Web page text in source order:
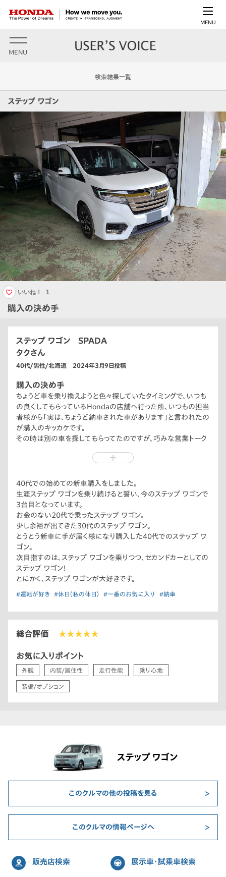
MENU
MENU
検索結果一覧
ステップ ワゴン
購入の決め手
いいね！ 1
ステップ ワゴン SPADA
タクさん
40代/男性/北海道 2024年3月9日投稿
購入の決め手
ちょうど車を乗り換えようと色々探していたタイミングで、いつも
の良くしてもらっているHondaの店舗へ行った所、いつもの担当
者様から「実は、ちょうど納車された車があります」と言われたの
が購入のキッカケです。
その時は別の車を探してもらってたのですが、巧みな営業トーク
に契約しました。どうせ新車なのだからと自分勝手にオプション
かったかと言うと、事後報告で嫁に契約した事を打ち明けるのが
一番怖かったです。きっと一人で行ってたらオプションは好きに付
けれなかったので、結果オーライです。
40代での始めての新車購入をしました。
生涯ステップ ワゴンを乗り続けると誓い、今のステップ ワゴンで
3台目となっています。
お金のない20代で乗ったステップ ワゴン。
少し余裕が出てきた30代のステップ ワゴン。
とうとう新車に手が届く様になり購入した40代でのステップ ワ
ゴン。
次目指すのは、ステップ ワゴンを乗りつつ、セカンドカーとしての
ステップ ワゴン！
とにかく、ステップ ワゴンが大好きです。
#運転が好き #休日（私の休日） #一番のお気に入り #納車
総合評価 ★★★★★
お気に入りポイント
外観 内装/居住性 走行性能 乗り心地
装備/オプション
ステップ ワゴン
このクルマの他の投稿を見る
このクルマの情報ページへ
販売店検索 展示車・試乗車検索